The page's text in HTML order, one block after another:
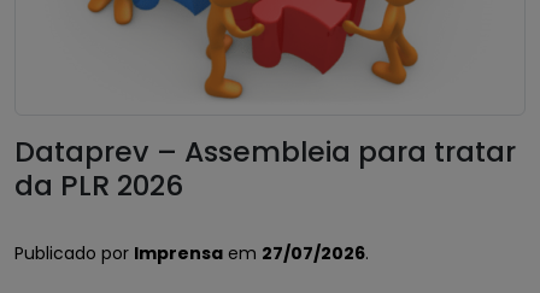
Dataprev – Assembleia para tratar
da PLR 2026
Publicado por Imprensa em 27/07/2026.